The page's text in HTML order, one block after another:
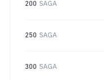
200 SAGA
250 SAGA
300 SAGA